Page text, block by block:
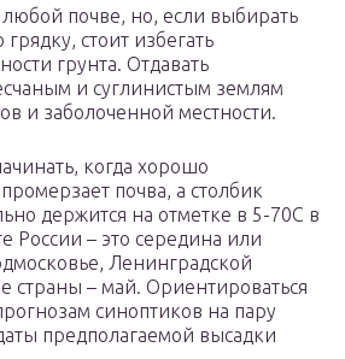
почве, но, если выбирать
стоит избегать
грунта. Отдавать
и суглинистым землям
и заболоченной местности.
когда хорошо
почва, а столбик
держится на отметке в 5-70С в
России – это середина или
Ленинградской
страны – май. Ориентироваться
синоптиков на пару
предполагаемой высадки